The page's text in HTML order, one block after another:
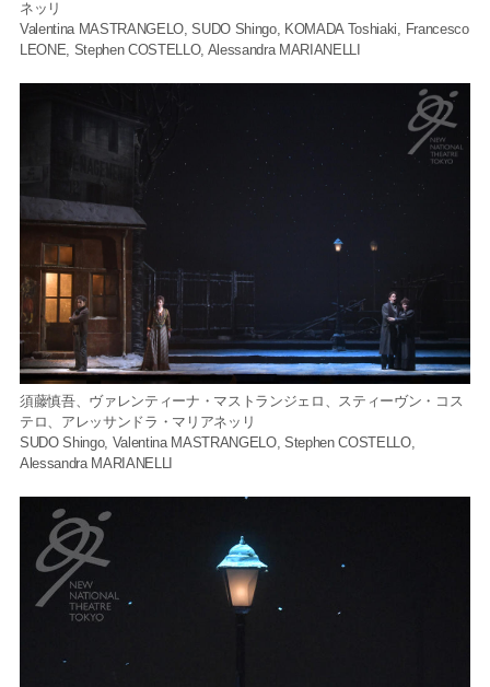
ネッリ
Valentina MASTRANGELO, SUDO Shingo, KOMADA Toshiaki, Francesco
LEONE, Stephen COSTELLO, Alessandra MARIANELLI
須藤慎吾、ヴァレンティーナ・マストランジェロ、スティーヴン・コス
テロ、アレッサンドラ・マリアネッリ
SUDO Shingo, Valentina MASTRANGELO, Stephen COSTELLO,
Alessandra MARIANELLI